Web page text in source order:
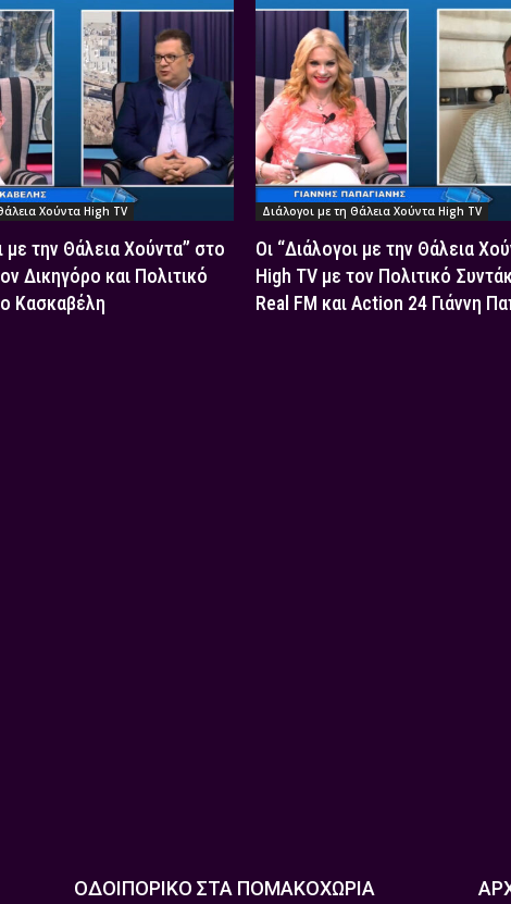
Χούντα High TV
με την Θάλεια Χούντα” στο
Δικηγόρο και Πολιτικό
Κασκαβέλη
Διάλογοι με τη Θάλεια Χούντα High TV
Οι “Διάλογοι με την Θάλεια
High TV με τον Πολιτικό
Real FM και Action 24 Γιάννη
ΟΔΟΙΠΟΡΙΚΟ ΣΤΑ ΠΟΜΑΚΟΧΩΡΙΑ